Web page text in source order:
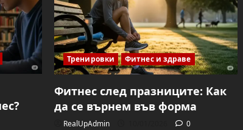
Тренировки Фитнес и здраве
Фитнес след празниците: Как
да се върнем във форма
RealUpAdmin 0